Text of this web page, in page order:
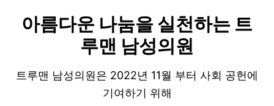
아름다운 나눔을 실천하는 트
루맨 남성의원
트루맨 남성의원은 2022년 11월 부터 사회 공헌에
기여하기 위해